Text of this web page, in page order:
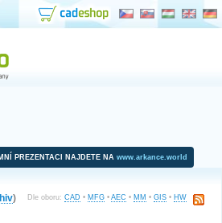
PREZENTACI NAJDETE NA www.arkance.world
Dle oboru: CAD • MFG • AEC • MM • GIS • HW
)